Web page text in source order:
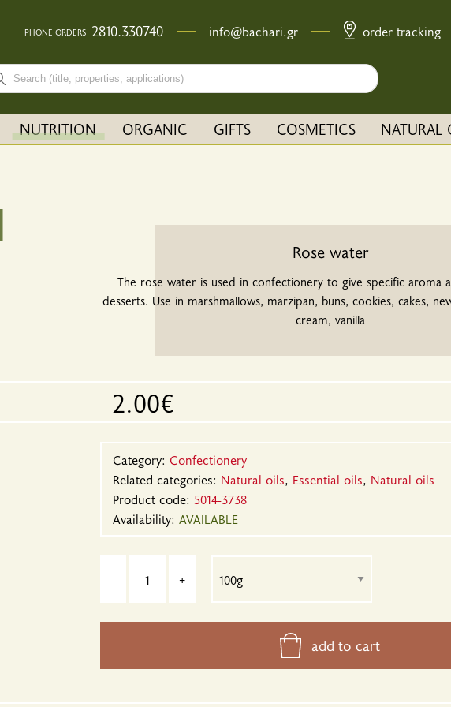
PHONE ORDERS 2810.330740 info@bachari.gr order tracking
bar input field
NUTRITION ORGANIC GIFTS COSMETICS NATURAL
Rose water
The rose water is used in confectionery to give specific aroma
desserts. Use in marshmallows, marzipan, buns, cookies, cakes,
cream, vanilla
2.00€
Category: Confectionery
Related categories: Natural oils, Essential oils, Natural oils
Product code: 5014-3738
Availability: AVAILABLE
- +
add to cart